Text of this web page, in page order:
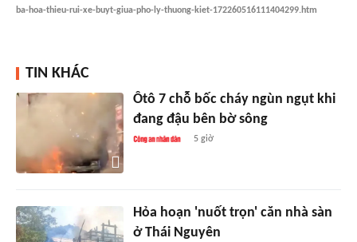
ba-hoa-thieu-rui-xe-buyt-giua-pho-ly-thuong-kiet-172260516111404299.htm
TIN KHÁC
Ôtô 7 chỗ bốc cháy ngùn ngụt khi
đang đậu bên bờ sông
5 giờ
Hỏa hoạn 'nuốt trọn' căn nhà sàn
ở Thái Nguyên